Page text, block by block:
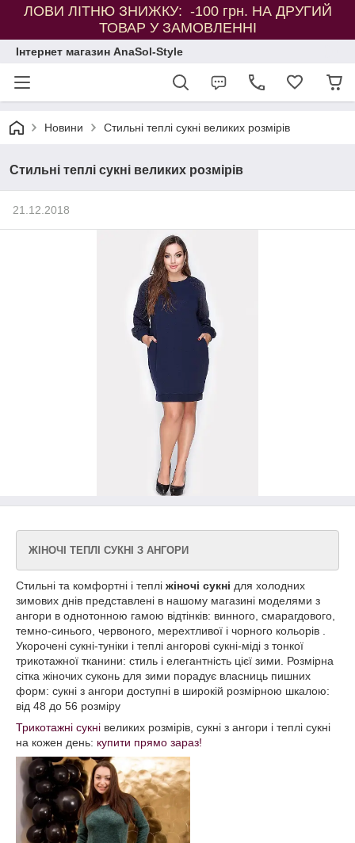
ЛОВИ ЛІТНЮ ЗНИЖКУ: -100 грн. НА ДРУГИЙ
ТОВАР У ЗАМОВЛЕННІ
Інтернет магазин AnaSol-Style
Новини Стильні теплі сукні великих розмірів
Стильні теплі сукні великих розмірів
21.12.2018
ЖІНОЧІ ТЕПЛІ СУКНІ З АНГОРИ
Стильні та комфортні і теплі жіночі сукні для холодних
зимових днів представлені в нашому магазині моделями з
ангори в однотонною гамою відтінків: винного, смарагдового,
темно-синього, червоного, мерехтливої і чорного кольорів .
Укорочені сукні-туніки і теплі ангорові сукні-міді з тонкої
трикотажної тканини: стиль і елегантність цієї зими. Розмірна
сітка жіночих суконь для зими порадує власниць пишних
форм: сукні з ангори доступні в широкій розмірною шкалою:
від 48 до 56 розміру
Трикотажні сукні великих розмірів, сукні з ангори і теплі сукні
на кожен день: купити прямо зараз!